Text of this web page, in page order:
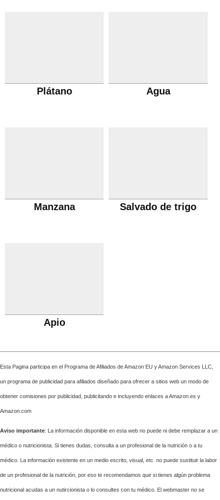
Plátano Agua
Manzana Salvado de trigo
Apio
Esta Pagina participa en el Programa de Afiliados de Amazon EU y Amazon Services LLC,
un programa de publicidad para afiliados diseñado para ofrecer a sitios web un modo de
obtener comisiones por publicidad, publicitando e incluyendo enlaces a Amazon.es y
Amazon.com
Aviso importante: La información disponible en esta web no puede ni debe remplazar a un
médico o nutricionista. Si tienes dudas, consulta a un profesional de la nutrición o a tu
médico. La información existente en un medio escrito, visual, etc. no puede sustituir la labor
de un profesional de la nutrición, por eso te recomendamos que si tienes algún problema
nutricional acudas a un nutircionista o lo consultes con tu médico. El webmaster no se